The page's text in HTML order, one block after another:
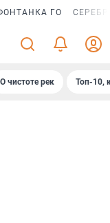
ГО
О чистоте рек Топ-10,